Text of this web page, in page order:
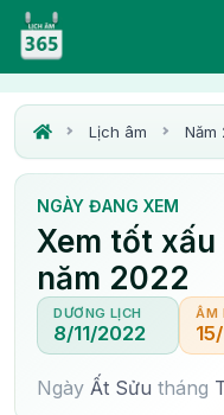
Lịch âm Năm
NGÀY ĐANG XEM
Xem tốt xấu
năm 2022
DƯƠNG LỊCH
8/11/2022
ÂM
Ngày Ất Sửu tháng